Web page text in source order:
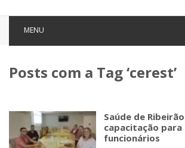
MENU
Posts com a Tag ‘cerest’
Saúde de
capacitação para
funcionários